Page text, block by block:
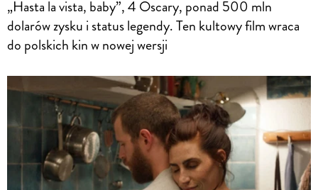
„Hasta la vista, baby”, 4 Oscary, ponad 500 mln
dolarów zysku i status legendy. Ten kultowy film wraca
do polskich kin w nowej wersji